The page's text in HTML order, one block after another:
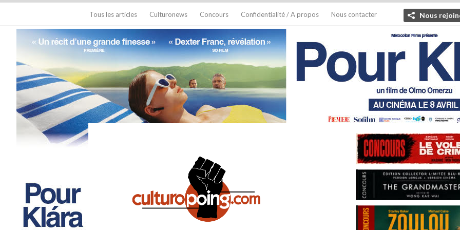
Tous les articles Culturonews Concours Confidentialité / A propos Nous contacter Nous